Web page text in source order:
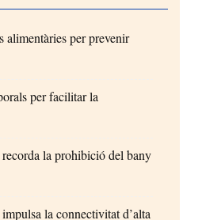
alimentàries per prevenir
per facilitar la
la prohibició del bany
la connectivitat d’alta